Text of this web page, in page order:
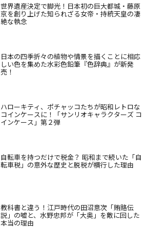
世界遺産決定で脚光！日本初の巨大都城・藤原
京を創り上げた知られざる女帝・持統天皇の凄
絶な執念
日本の四季折々の植物や情景を描くことに相応
しい色を集めた水彩色鉛筆『色辞典』が新発
売！
ハローキティ、ポチャッコたちが昭和レトロな
コインケースに！「サンリオキャラクターズ コ
インケース」第２弾
自転車を持つだけで税金？ 昭和まで続いた「自
転車税」の意外な歴史と脱税が横行した理由
教科書と違う！江戸時代の田沼意次「賄賂伝
説」の嘘と、水野忠邦が「大奥」を敵に回した
本当の理由